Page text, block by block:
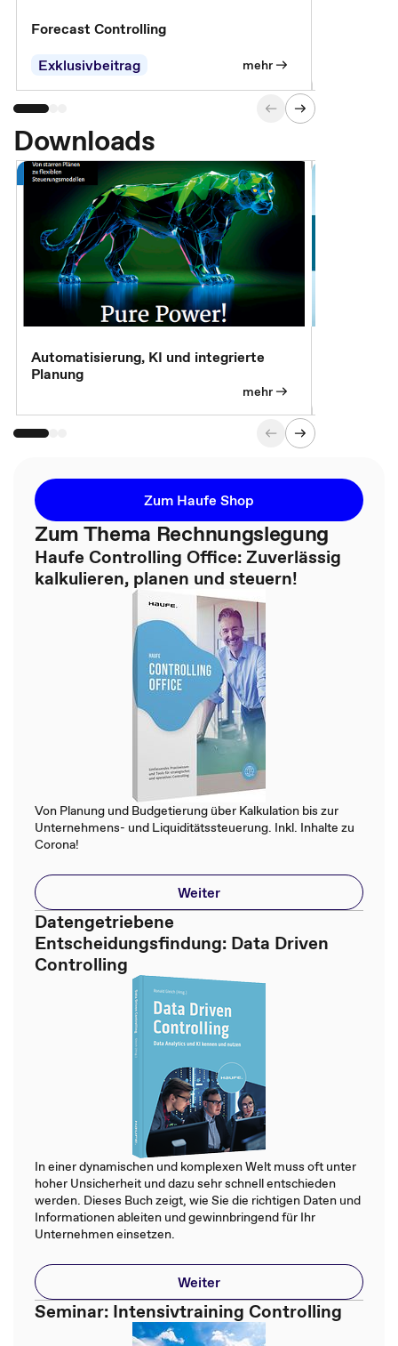
Forecast Controlling
Exklusivbeitrag
mehr
Downloads
Automatisierung, KI und integrierte
Planung
mehr
Zum Haufe Shop
Zum Thema Rechnungslegung
Haufe Controlling Office: Zuverlässig
kalkulieren, planen und steuern!
Von Planung und Budgetierung über Kalkulation bis zur
Unternehmens- und Liquiditätssteuerung. Inkl. Inhalte zu
Corona!
Weiter
Datengetriebene
Entscheidungsfindung: Data Driven
Controlling
In einer dynamischen und komplexen Welt muss oft unter
hoher Unsicherheit und dazu sehr schnell entschieden
werden. Dieses Buch zeigt, wie Sie die richtigen Daten und
Informationen ableiten und gewinnbringend für Ihr
Unternehmen einsetzen.
Weiter
Seminar: Intensivtraining Controlling